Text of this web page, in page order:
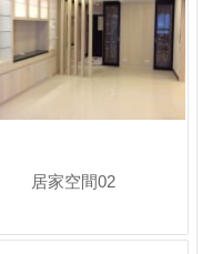
居家空間02